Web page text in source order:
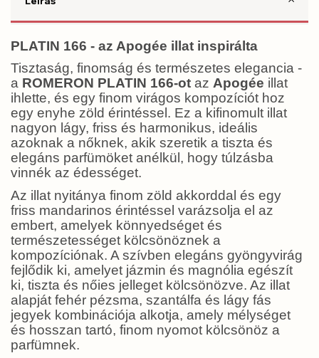
PLATIN 166 - az Apogée illat inspirálta
Tisztaság, finomság és természetes elegancia -
a ROMERON PLATIN 166-ot az Apogée illat
ihlette, és egy finom virágos kompozíciót hoz
egy enyhe zöld érintéssel. Ez a kifinomult illat
nagyon lágy, friss és harmonikus, ideális
azoknak a nőknek, akik szeretik a tiszta és
elegáns parfümöket anélkül, hogy túlzásba
vinnék az édességet.
Az illat nyitánya finom zöld akkorddal és egy
friss mandarinos érintéssel varázsolja el az
embert, amelyek könnyedséget és
természetességet kölcsönöznek a
kompozíciónak. A szívben elegáns gyöngyvirág
fejlődik ki, amelyet jázmin és magnólia egészít
ki, tiszta és nőies jelleget kölcsönözve. Az illat
alapját fehér pézsma, szantálfa és lágy fás
jegyek kombinációja alkotja, amely mélységet
és hosszan tartó, finom nyomot kölcsönöz a
parfümnek.